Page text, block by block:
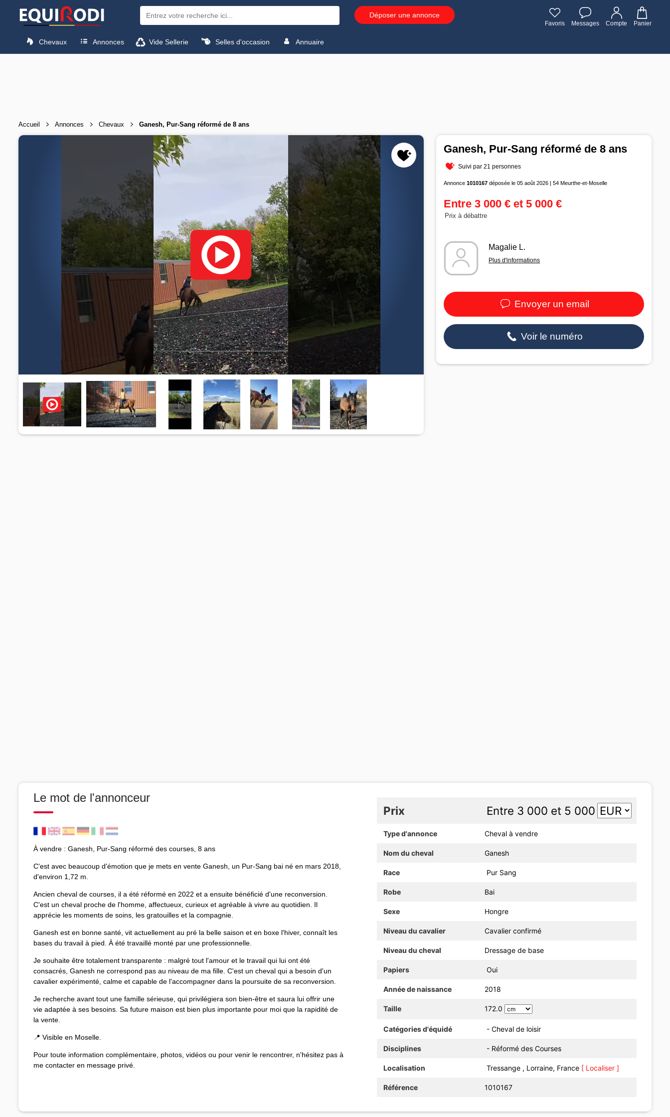
Déposer une annonce
Favoris Messages Compte Panier
Chevaux Annonces Vide Sellerie Selles d'occasion Annuaire
Accueil Annonces Chevaux Ganesh, Pur-Sang réformé de 8 ans
Ganesh, Pur-Sang réformé de 8 ans
Suivi par 21 personnes
Annonce1010167 déposée le 05 août 2026 | 54 Meurthe-et-Moselle
Entre 3 000 € et 5 000 €
Prix à débattre
Magalie L.
Plus d'informations
Envoyer un email
Voir le numéro
Le mot de l'annonceur
À vendre : Ganesh, Pur-Sang réformé des courses, 8 ans
C'est avec beaucoup d'émotion que je mets en vente Ganesh, un Pur-Sang bai né en mars 2018,
d'environ 1,72 m.
Ancien cheval de courses, il a été réformé en 2022 et a ensuite bénéficié d'une reconversion.
C'est un cheval proche de l'homme, affectueux, curieux et agréable à vivre au quotidien. Il
apprécie les moments de soins, les gratouilles et la compagnie.
Ganesh est en bonne santé, vit actuellement au pré la belle saison et en boxe l'hiver, connaît les
bases du travail à pied. À été travaillé monté par une professionnelle.
Je souhaite être totalement transparente : malgré tout l'amour et le travail qui lui ont été
consacrés, Ganesh ne correspond pas au niveau de ma fille. C'est un cheval qui a besoin d'un
cavalier expérimenté, calme et capable de l'accompagner dans la poursuite de sa reconversion.
Je recherche avant tout une famille sérieuse, qui privilégiera son bien-être et saura lui offrir une
vie adaptée à ses besoins. Sa future maison est bien plus importante pour moi que la rapidité de
la vente.
📍 Visible en Moselle.
Pour toute information complémentaire, photos, vidéos ou pour venir le rencontrer, n'hésitez pas à
me contacter en message privé.
Prix Entre 3 000 et 5 000
Type d'annonce Cheval à vendre
Nom du cheval Ganesh
Race Pur Sang
Robe Bai
Sexe Hongre
Niveau du cavalier Cavalier confirmé
Niveau du cheval Dressage de base
Papiers Oui
Année de naissance 2018
Taille 172.0
Catégories d'équidé - Cheval de loisir
Disciplines - Réformé des Courses
Localisation Tressange , Lorraine, France [ Localiser ]
Référence 1010167